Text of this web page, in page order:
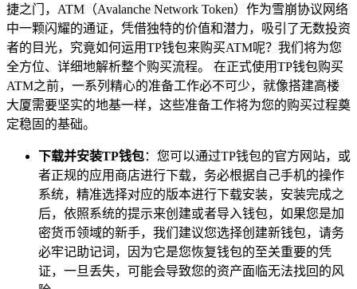
捷之门，ATM（Avalanche Network Token）作为雪崩协议网络
中一颗闪耀的通证，凭借独特的价值和潜力，吸引了无数投资
者的目光，究竟如何运用TP钱包来购买ATM呢？我们将为您
全方位、详细地解析整个购买流程。 在正式使用TP钱包购买
ATM之前，一系列精心的准备工作必不可少，就像搭建高楼
大厦需要坚实的地基一样，这些准备工作将为您的购买过程奠
定稳固的基础。
下载并安装TP钱包：您可以通过TP钱包的官方网站，或
者正规的应用商店进行下载，务必根据自己手机的操作
系统，精准选择对应的版本进行下载安装，安装完成之
后，依照系统的提示来创建或者导入钱包，如果您是加
密货币领域的新手，我们建议您选择创建新钱包，请务
必牢记助记词，因为它是您恢复钱包的至关重要的凭
证，一旦丢失，可能会导致您的资产面临无法找回的风